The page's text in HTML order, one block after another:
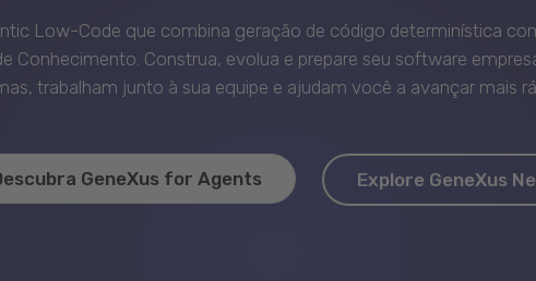
Low-Code que combina geração de código determinística
Conhecimento. Construa, evolua e prepare seu software
trabalham junto à sua equipe e ajudam você a avançar mais
GeneXus for Agents Explore GeneXus